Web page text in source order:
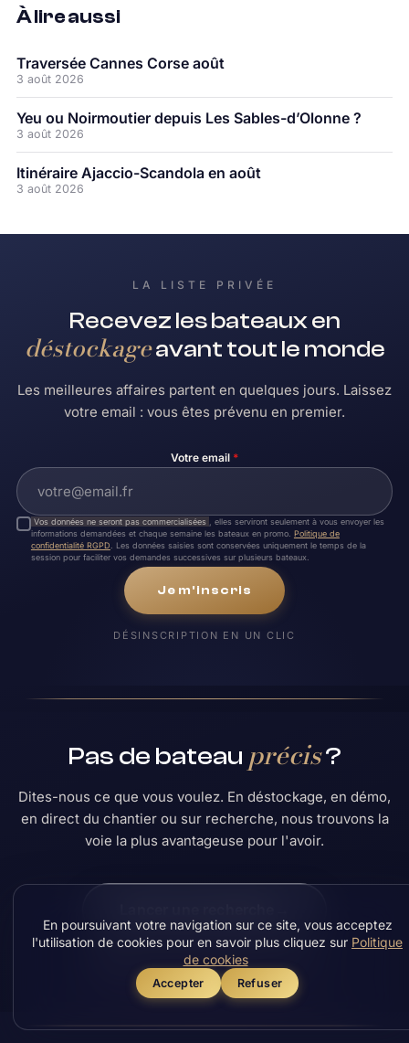
En poursuivant votre navigation sur ce site, vous acceptez
l'utilisation de cookies pour en savoir plus cliquez sur Politique
de cookies
Accepter Refuser
À lire aussi
Traversée Cannes Corse août
3 août 2026
Yeu ou Noirmoutier depuis Les Sables-d’Olonne ?
3 août 2026
Itinéraire Ajaccio-Scandola en août
3 août 2026
LA LISTE PRIVÉE
Recevez les bateaux en
déstockageavant tout le monde
Les meilleures affaires partent en quelques jours. Laissez
votre email : vous êtes prévenu en premier.
Votre email *
Vos données ne seront pas commercialisées
, elles serviront seulement à vous envoyer les
informations demandées et chaque semaine les bateaux en promo. Politique de
confidentialité RGPD . Les données saisies sont conservées uniquement le temps de la
session pour faciliter vos demandes successives sur plusieurs bateaux.
Je m'inscris
DÉSINSCRIPTION EN UN CLIC
Pas de bateau précis?
Dites-nous ce que vous voulez. En déstockage, en démo,
en direct du chantier ou sur recherche, nous trouvons la
voie la plus avantageuse pour l'avoir.
Appeler Louis au 06 25 34 34 25